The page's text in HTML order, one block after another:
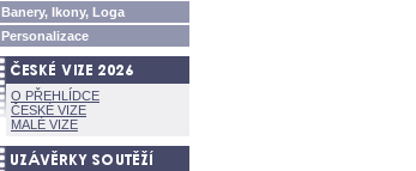
Banery, Ikony, Loga
Personalizace
O PŘEHLÍDCE
ČESKÉ VIZE
MALÉ VIZE